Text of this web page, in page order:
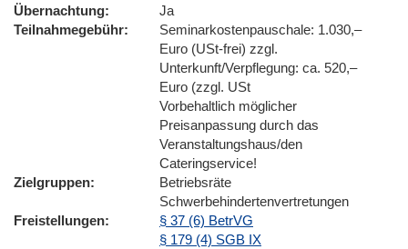
Übernachtung
Ja
Teilnahmegebühr
Seminarkostenpauschale: 1.030,–
Euro (USt-frei) zzgl.
Unterkunft/Verpflegung: ca. 520,–
Euro (zzgl. USt
Vorbehaltlich möglicher
Preisanpassung durch das
Veranstaltungshaus/den
Cateringservice!
Zielgruppen
Betriebsräte
Schwerbehindertenvertretungen
Freistellungen
§ 37 (6) BetrVG
§ 179 (4) SGB IX